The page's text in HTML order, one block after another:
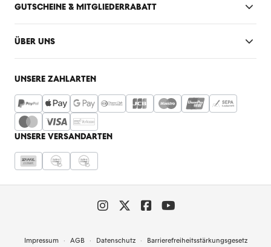
GUTSCHEINE & MITGLIEDERRABATT
ÜBER UNS
UNSERE ZAHLARTEN
UNSERE VERSANDARTEN
Impressum AGB Datenschutz Barrierefreiheitsstärkungsgesetz